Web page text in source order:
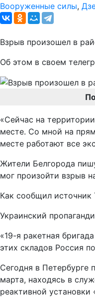
Вооруженные силы,
Взрыв произошел в
Об этом в своем
«Сейчас на
месте. Со мной на
месте работают все
Жители Белгорода
мог произойти взрыв
Как сообщил источник
Украинский
«19-я ракетная
этих складов Россия
Сегодня в
марта, находясь в
реактивной установки